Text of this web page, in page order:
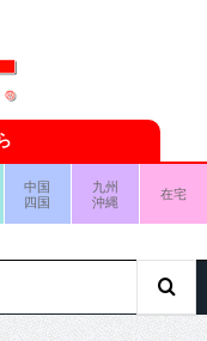
中国
四国
九州
沖縄
在宅